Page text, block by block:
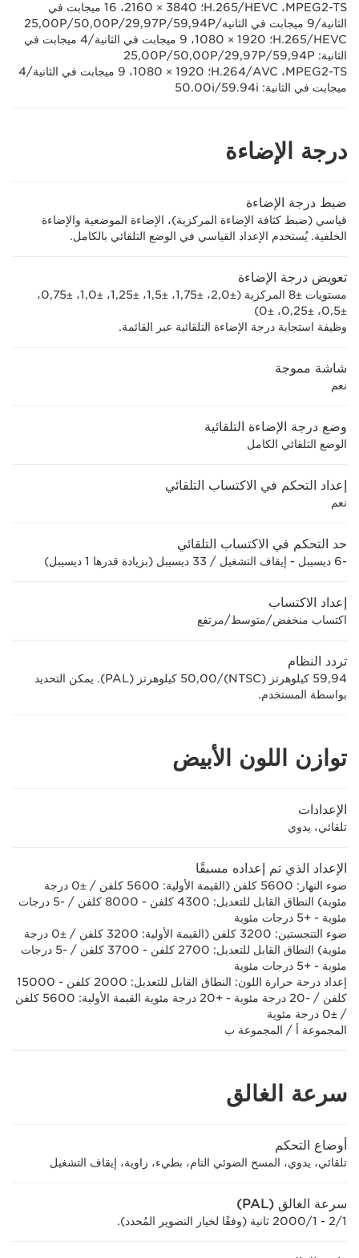
MPEG2-TS،‏ HEVC/‏H.265؛ 3840 × 2160، 16 ميجابت في
الثانية/9 ميجابت في الثانية/59,94P/‏29,97P/‏50,00P/‏25,00P
HEVC/‏H.265؛ 1920 × 1080، 9 ميجابت في الثانية/4 ميجابت في
الثانية: 59,94P/‏29,97P/‏50,00P/‏25,00P
MPEG2-TS،‏ AVC/‏H.264؛ 1920 × 1080، 9 ميجابت في الثانية/4
ميجابت في الثانية: 59.94i/‏50.00i
درجة الإضاءة
ضبط درجة الإضاءة
قياسي (ضبط كثافة الإضاءة المركزية)، الإضاءة الموضعية والإضاءة
الخلفية. يُستخدم الإعداد القياسي في الوضع التلقائي بالكامل.
تعويض درجة الإضاءة
مستويات ±8 المركزية (±2,0، ±1,75، ±1,5، ±1,25، ±1,0، ±0,75،
±0,5، ±0,25، ±0)
وظيفة استجابة درجة الإضاءة التلقائية عبر القائمة.
شاشة مموجة
نعم
وضع درجة الإضاءة التلقائية
الوضع التلقائي الكامل
إعداد التحكم في الاكتساب التلقائي
نعم
حد التحكم في الاكتساب التلقائي
-6 ديسيبل - إيقاف التشغيل / 33 ديسيبل (بزيادة قدرها 1 ديسيبل)
إعداد الاكتساب
اكتساب منخفض/متوسط/مرتفع
تردد النظام
59,94 كيلوهرتز (NTSC)/‏50,00 كيلوهرتز (PAL). يمكن التحديد
بواسطة المستخدم.
توازن اللون الأبيض
الإعدادات
تلقائي، يدوي
الإعداد الذي تم إعداده مسبقًا
ضوء النهار: 5600 كلفن (القيمة الأولية: 5600 كلفن / ±0 درجة
مئوية) النطاق القابل للتعديل: 4300 كلفن - 8000 كلفن / -5 درجات
مئوية - +5 درجات مئوية
ضوء التنجستين: 3200 كلفن (القيمة الأولية: 3200 كلفن / ±0 درجة
مئوية) النطاق القابل للتعديل: 2700 كلفن - 3700 كلفن / -5 درجات
مئوية - +5 درجات مئوية
إعداد درجة حرارة اللون: النطاق القابل للتعديل: 2000 كلفن - 15000
كلفن / -20 درجة مئوية - +20 درجة مئوية القيمة الأولية: 5600 كلفن
/ ±0 درجة مئوية
المجموعة أ / المجموعة ب
سرعة الغالق
أوضاع التحكم
تلقائي، يدوي، المسح الضوئي التام، بطيء، زاوية، إيقاف التشغيل
سرعة الغالق (PAL)
1/‏2 - 1/‏2000 ثانية (وفقًا لخيار التصوير المُحدد).